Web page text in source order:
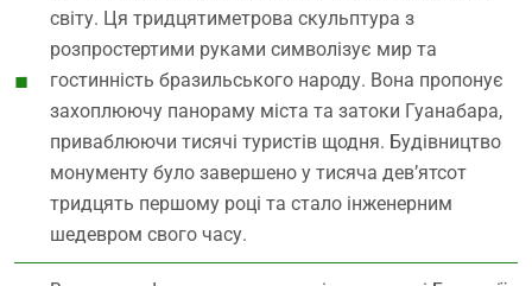
світу. Ця тридцятиметрова скульптура з
розпростертими руками символізує мир та
гостинність бразильського народу. Вона пропонує
захоплюючу панораму міста та затоки Гуанабара,
приваблюючи тисячі туристів щодня. Будівництво
монументу було завершено у тисяча дев’ятсот
тридцять першому році та стало інженерним
шедевром свого часу.